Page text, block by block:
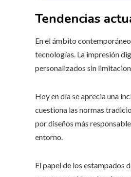
Tendencias
En el ámbito
tecnologías. La impresión
personalizados sin
Hoy en día se aprecia una
cuestiona las normas
por diseños más
entorno.
El papel de los estampados